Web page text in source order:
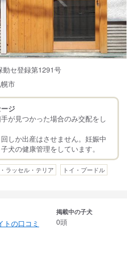
動セ登録第1291号
市
ジ
が見つかった場合のみ交配をし
しか出産はさせません。妊娠中
ラッセル・テリア トイ・プードル
トの口コミ
掲載中の子犬
0頭